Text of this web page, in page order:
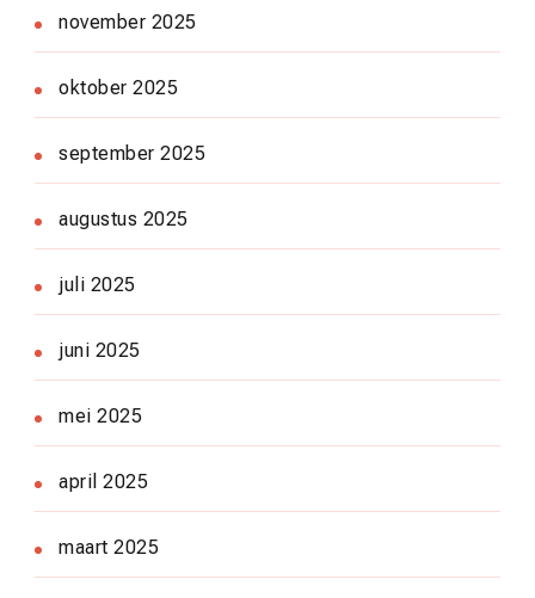
november 2025
oktober 2025
september 2025
augustus 2025
juli 2025
juni 2025
mei 2025
april 2025
maart 2025